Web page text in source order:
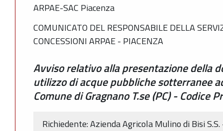
ARPAE-SAC Piacenza
COMUNICATO DEL RESPONSABILE DELLA
CONCESSIONI ARPAE - PIACENZA
Avviso relativo alla presentazione della
utilizzo di acque pubbliche sotterranee
Comune di Gragnano T.se (PC) - Codice
Richiedente: Azienda Agricola Mulino di Bisi